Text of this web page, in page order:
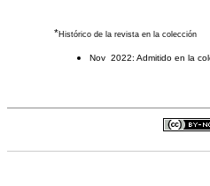
*Histórico de la revista en la colección
Nov 2022: Admitido en la